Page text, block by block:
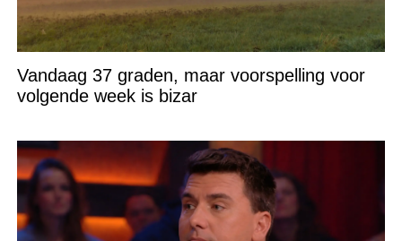
Vandaag 37 graden, maar voorspelling voor
volgende week is bizar